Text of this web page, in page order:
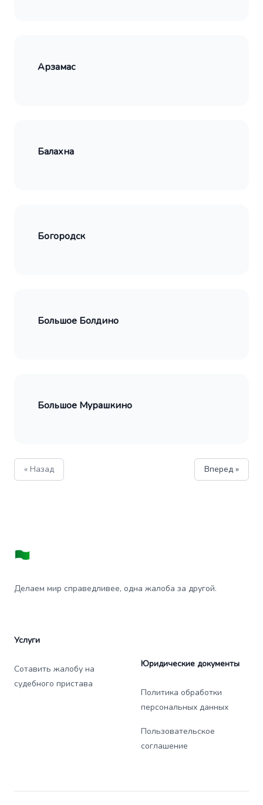
Арзамас
Балахна
Богородск
Большое Болдино
Большое Мурашкино
« Назад Вперед »
Делаем мир справедливее, одна жалоба за другой.
Услуги
Сотавить жалобу на
судебного пристава
Юридические документы
Политика обработки
персональных данных
Пользовательское
соглашение